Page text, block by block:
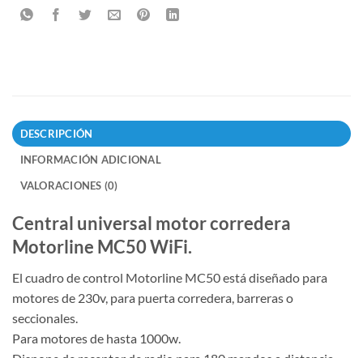
DESCRIPCIÓN
INFORMACIÓN ADICIONAL
VALORACIONES (0)
Central universal motor corredera
Motorline MC50 WiFi.
El cuadro de control Motorline MC50 está diseñado para
motores de 230v, para puerta corredera, barreras o
seccionales.
Para motores de hasta 1000w.